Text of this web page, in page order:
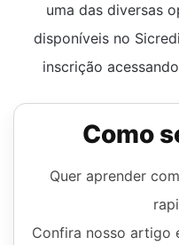
uma das diversas
disponíveis no
inscrição
Como
Quer aprender
Confira nosso artigo